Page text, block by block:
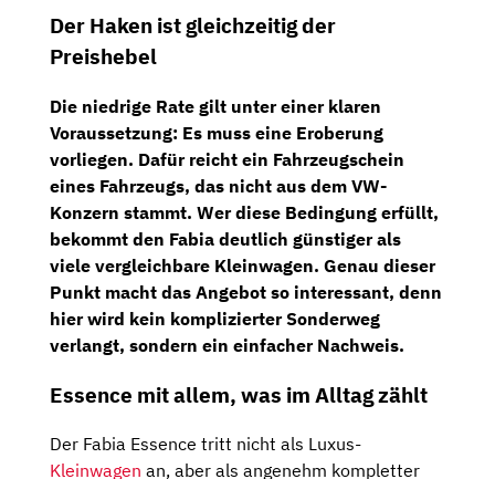
Der Haken ist gleichzeitig der
Preishebel
Die niedrige Rate gilt unter einer klaren
Voraussetzung: Es muss eine Eroberung
vorliegen. Dafür reicht ein Fahrzeugschein
eines Fahrzeugs, das nicht aus dem VW-
Konzern stammt. Wer diese Bedingung erfüllt,
bekommt den Fabia deutlich günstiger als
viele vergleichbare Kleinwagen. Genau dieser
Punkt macht das Angebot so interessant, denn
hier wird kein komplizierter Sonderweg
verlangt, sondern ein einfacher Nachweis.
Essence mit allem, was im Alltag zählt
Der Fabia Essence tritt nicht als Luxus-
Kleinwagen an, aber als angenehm kompletter